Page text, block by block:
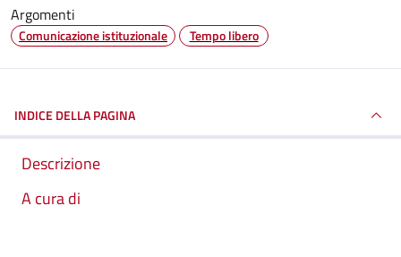
Argomenti
Comunicazione istituzionale Tempo libero
INDICE DELLA PAGINA
Descrizione
A cura di